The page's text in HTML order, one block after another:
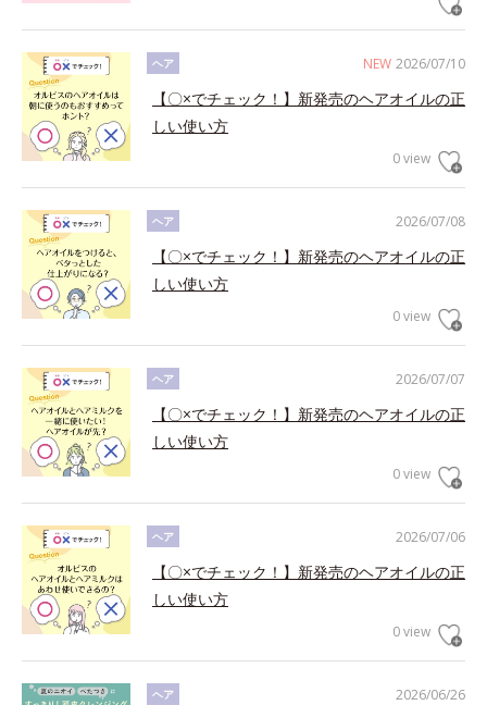
NEW 2026/07/10
ヘア
【〇×でチェック！】新発売のヘアオイルの正
しい使い方
0 view
2026/07/08
ヘア
【〇×でチェック！】新発売のヘアオイルの正
しい使い方
0 view
2026/07/07
ヘア
【〇×でチェック！】新発売のヘアオイルの正
しい使い方
0 view
2026/07/06
ヘア
【〇×でチェック！】新発売のヘアオイルの正
しい使い方
0 view
2026/06/26
ヘア